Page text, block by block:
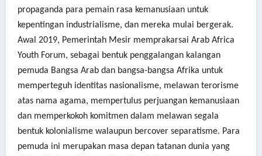
propaganda para pemain rasa kemanusiaan untuk
kepentingan industrialisme, dan mereka mulai bergerak.
Awal 2019, Pemerintah Mesir memprakarsai Arab Africa
Youth Forum, sebagai bentuk penggalangan kalangan
pemuda Bangsa Arab dan bangsa-bangsa Afrika untuk
memperteguh identitas nasionalisme, melawan terorisme
atas nama agama, mempertulus perjuangan kemanusiaan
dan memperkokoh komitmen dalam melawan segala
bentuk kolonialisme walaupun bercover separatisme. Para
pemuda ini merupakan masa depan tatanan dunia yang